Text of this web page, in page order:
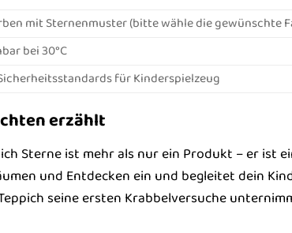
mit Sternenmuster (bitte wähle die gewünschte
bei 30°C
für Kinderspielzeug
erzählt
Sterne ist mehr als nur ein Produkt – er ist
und Entdecken ein und begleitet dein
seine ersten Krabbelversuche